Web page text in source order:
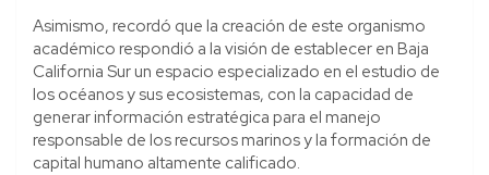
Asimismo, recordó que la creación de este organismo
académico respondió a la visión de establecer en Baja
California Sur un espacio especializado en el estudio de
los océanos y sus ecosistemas, con la capacidad de
generar información estratégica para el manejo
responsable de los recursos marinos y la formación de
capital humano altamente calificado.